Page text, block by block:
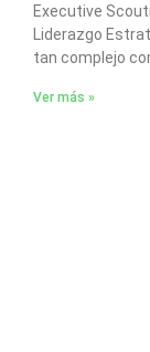
Executive
Liderazgo
tan complejo
Ver más »